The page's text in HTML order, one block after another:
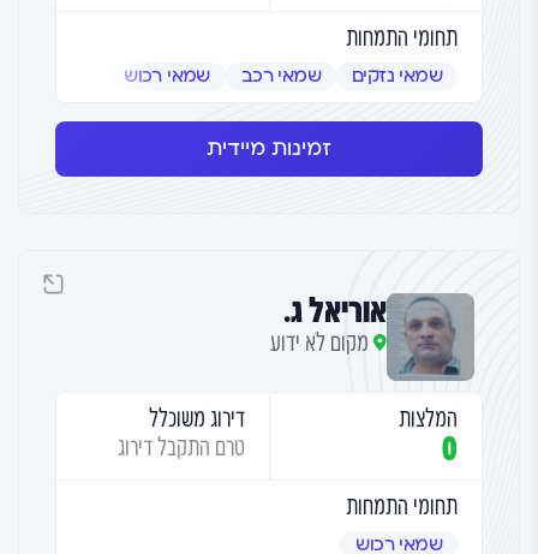
תחומי התמחות
שמאי נזקים שמאי רכב שמאי רכוש
זמינות מיידית
אוריאל ג.
מקום לא ידוע
המלצות
0
דירוג משוכלל
טרם התקבל דירוג
תחומי התמחות
שמאי רכוש